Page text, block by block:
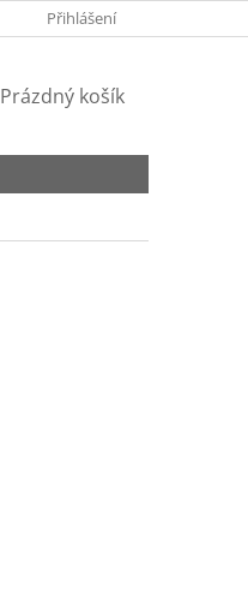
Přihlášení
NÁKUPNÍ
Prázdný košík